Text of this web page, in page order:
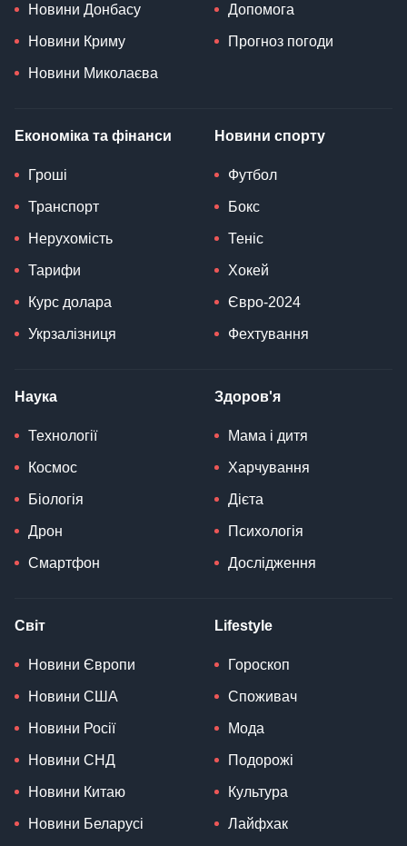
Новини Донбасу
Новини Криму
Новини Миколаєва
Допомога
Прогноз погоди
Економіка та фінанси
Гроші
Транспорт
Нерухомість
Тарифи
Курс долара
Укрзалізниця
Новини спорту
Футбол
Бокс
Теніс
Хокей
Євро-2024
Фехтування
Наука
Технології
Космос
Біологія
Дрон
Смартфон
Здоров'я
Мама і дитя
Харчування
Дієта
Психологія
Дослідження
Світ
Новини Європи
Новини США
Новини Росії
Новини СНД
Новини Китаю
Новини Беларусі
Lifestyle
Гороскоп
Споживач
Мода
Подорожі
Культура
Лайфхак